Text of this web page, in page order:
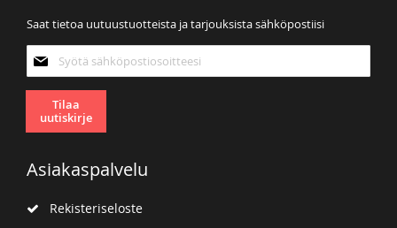
Saat tietoa uutuustuotteista ja tarjouksista sähköpostiisi
uutiskirjeemme:
Tilaa
uutiskirje
Asiakaspalvelu
Rekisteriseloste